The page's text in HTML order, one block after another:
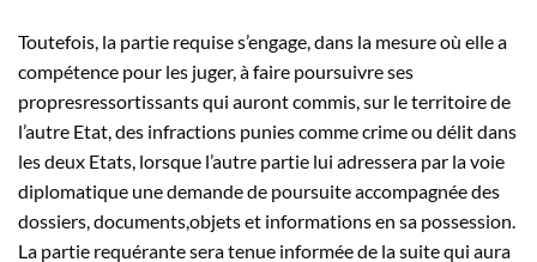
Toutefois, la partie requise s’engage, dans la mesure où elle a
compétence pour les juger, à faire poursuivre ses
propresressortissants qui auront commis, sur le territoire de
l’autre Etat, des infractions punies comme crime ou délit dans
les deux Etats, lorsque l’autre partie lui adressera par la voie
diplomatique une demande de poursuite accompagnée des
dossiers, documents,objets et informations en sa possession.
La partie requérante sera tenue informée de la suite qui aura